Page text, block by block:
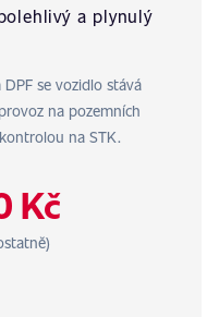
a plynulý
se vozidlo stává
na pozemních
na STK.
Kč